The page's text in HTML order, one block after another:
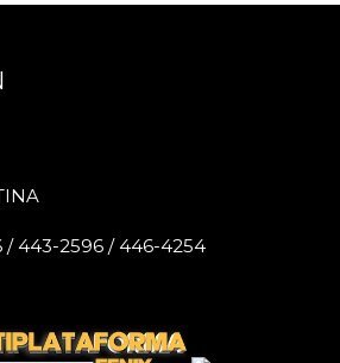
/ 443-2596 / 446-4254